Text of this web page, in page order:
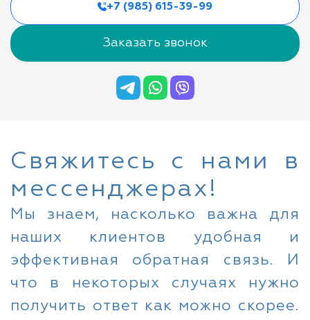
+7 (985) 615-39-99
Заказать звонок
Свяжитесь с нами в
мессенджерах!
Мы знаем, насколько важна для
наших клиентов удобная и
эффективная обратная связь. И
что в некоторых случаях нужно
получить ответ как можно скорее.